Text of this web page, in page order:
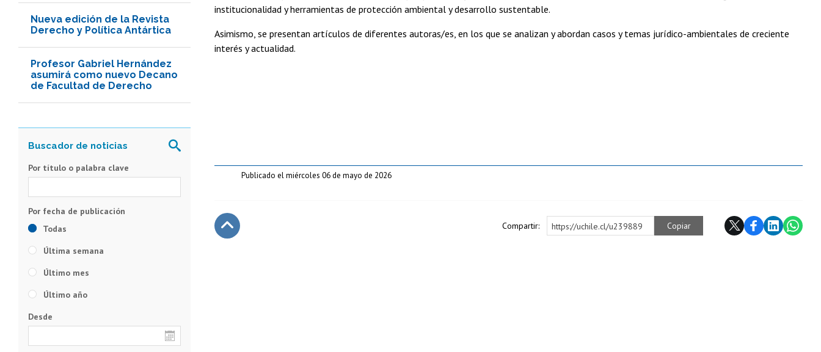
Nueva edición de la Revista
Derecho y Política Antártica
Profesor Gabriel Hernández
asumirá como nuevo Decano
de Facultad de Derecho
institucionalidad y herramientas de protección ambiental y desarrollo sustentable.
Asimismo, se presentan artículos de diferentes autoras/es, en los que se analizan y abordan casos y temas jurídico-ambientales de creciente
interés y actualidad.
Publicado el miércoles 06 de mayo de 2026
Compartir: https://uchile.cl/u239889 Copiar
Por título o palabra clave
Todas
Última semana
Último mes
Último año
Desde